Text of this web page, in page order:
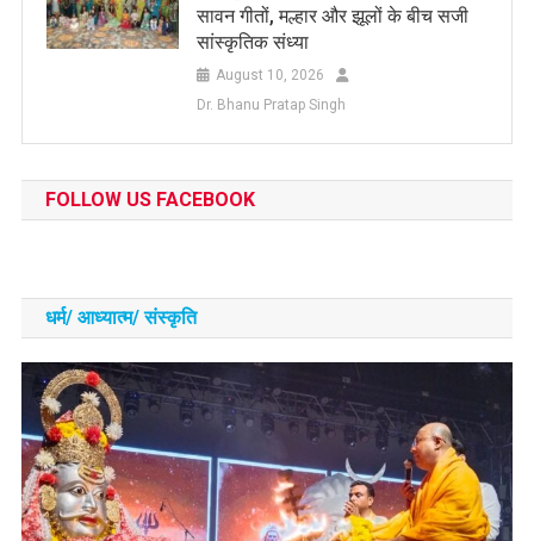
सावन गीतों, मल्हार और झूलों के बीच सजी
सांस्कृतिक संध्या
August 10, 2026
Dr. Bhanu Pratap Singh
FOLLOW US FACEBOOK
धर्म/ आध्‍यात्‍म/ संस्‍कृति